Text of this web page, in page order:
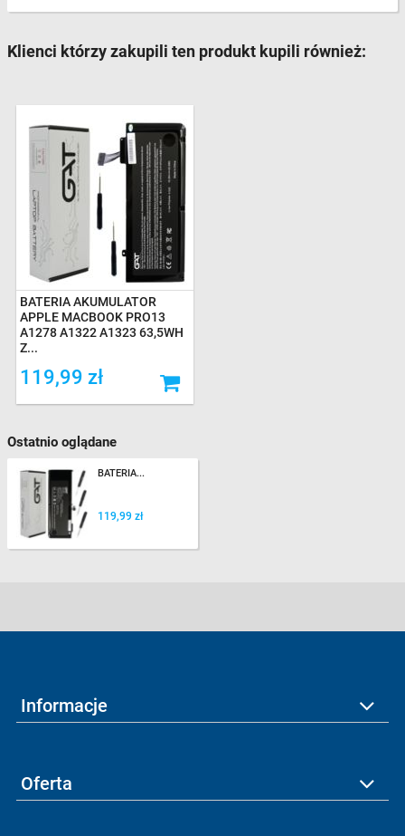
Klienci którzy zakupili ten produkt kupili również:
BATERIA AKUMULATOR
APPLE MACBOOK PRO13
A1278 A1322 A1323 63,5WH
Z...
119,99 zł
Ostatnio oglądane
BATERIA...
119,99 zł
Informacje
Oferta